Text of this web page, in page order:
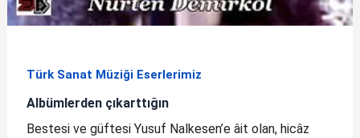
Türk Sanat Müziği Eserlerimiz
Albümlerden çıkarttığın
Bestesi ve güftesi Yusuf Nalkesen’e âit olan, hicâz